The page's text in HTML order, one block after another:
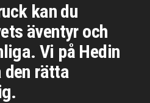
kan du
äventyr och
Vi på Hedin
rätta